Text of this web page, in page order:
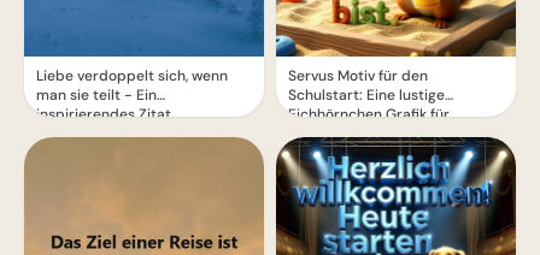
Liebe verdoppelt sich, wenn
man sie teilt - Ein
inspirierendes Zitat
Servus Motiv für den
Schulstart: Eine lustige
Eichhörnchen Grafik für
WhatsApp